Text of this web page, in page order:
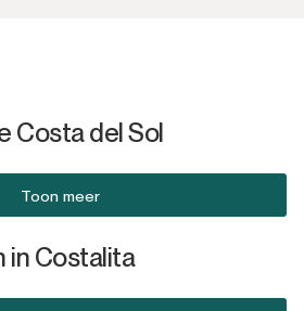
Costa del Sol
Toon meer
in Costalita